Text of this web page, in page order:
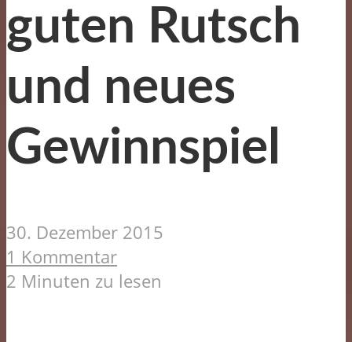
guten Rutsch
und neues
Gewinnspiel
30. Dezember 2015
1 Kommentar
2 Minuten zu lesen